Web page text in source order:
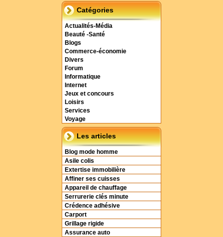
Catégories
Actualités-Média
Beauté -Santé
Blogs
Commerce-économie
Divers
Forum
Informatique
Internet
Jeux et concours
Loisirs
Services
Voyage
Les articles
Blog mode homme
Asile colis
Extertise immobilière
Affiner ses cuisses
Appareil de chauffage
Serrurerie clés minute
Crédence adhésive
Carport
Grillage rigide
Assurance auto